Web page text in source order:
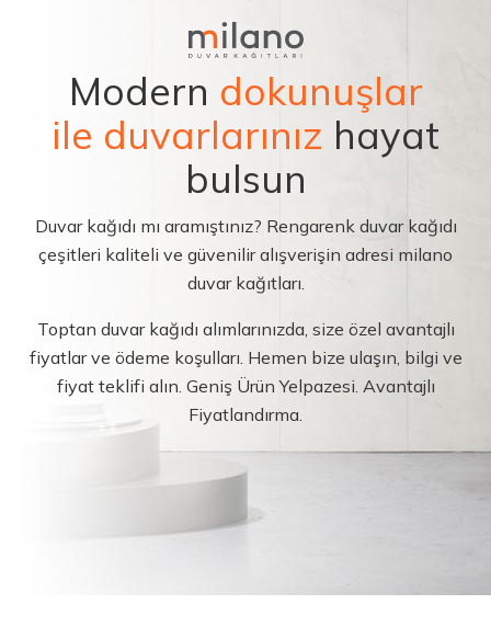
Modern dokunuşlar
ile duvarlarınız hayat
bulsun
Duvar kağıdı mı aramıştınız? Rengarenk duvar kağıdı
çeşitleri kaliteli ve güvenilir alışverişin adresi milano
duvar kağıtları.
Toptan duvar kağıdı alımlarınızda, size özel avantajlı
fiyatlar ve ödeme koşulları. Hemen bize ulaşın, bilgi ve
fiyat teklifi alın. Geniş Ürün Yelpazesi. Avantajlı
Fiyatlandırma.